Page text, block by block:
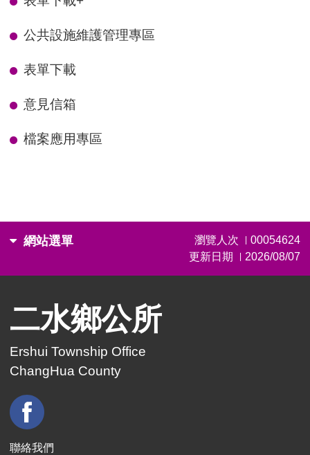
公共設施維護管理專區
表單下載
意見信箱
檔案應用專區
網站選單 瀏覽人次
00054624
更新日期
2026/08/07
二水鄉公所
Ershui Township Office
ChangHua County
聯絡我們